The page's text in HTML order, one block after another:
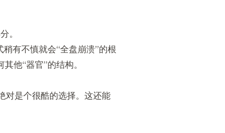
。
有不慎就会“全盘崩溃”的根
他“器官”的结构。
对是个很酷的选择。这还能